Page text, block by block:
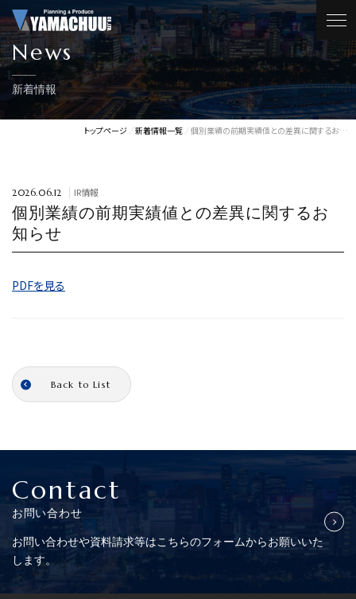
News
新着情報
トップページ 新着情報一覧 個別業績の前期実績値との差異に関するお…
2026.06.12 IR情報
個別業績の前期実績値との差異に関するお
知らせ
PDFを見る
Back to List
Contact
お問い合わせ
お問い合わせや資料請求等はこちらのフォームからお願いいた
します。